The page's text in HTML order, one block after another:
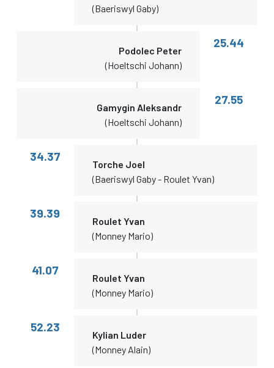
(Baeriswyl Gaby)
Podolec Peter
(Hoeltschi Johann)
25.44
Gamygin Aleksandr
(Hoeltschi Johann)
27.55
34.37
Torche Joel
(Baeriswyl Gaby - Roulet Yvan)
39.39
Roulet Yvan
(Monney Mario)
41.07
Roulet Yvan
(Monney Mario)
52.23
Kylian Luder
(Monney Alain)